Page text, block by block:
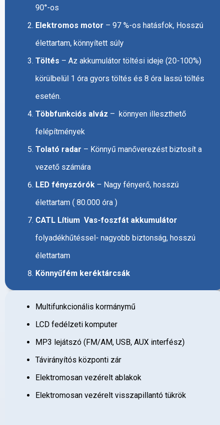
90°-os
Elektromos motor – 97 %-os hatásfok, Hosszú
élettartam, könnyített súly
Töltés – Az akkumulátor töltési ideje (20-100%)
körülbelül 1 óra gyors töltés és 8 óra lassú töltés
esetén.
Többfunkciós alváz – könnyen illeszthető
felépítmények
Tolató radar – Könnyű manőverezést biztosít a
vezető számára
LED fényszórók – Nagy fényerő, hosszú
élettartam ( 80.000 óra )
CATL Lítium Vas-foszfát akkumulátor
folyadékhűtéssel- nagyobb biztonság, hosszú
élettartam
Könnyűfém keréktárcsák
Multifunkcionális kormánymű
LCD fedélzeti komputer
MP3 lejátszó (FM/AM, USB, AUX interfész)
Távirányítós központi zár
Elektromosan vezérelt ablakok
Elektromosan vezérelt visszapillantó tükrök